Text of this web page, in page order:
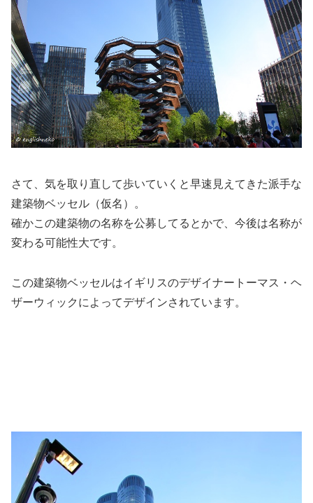
さて、気を取り直して歩いていくと早速見えてきた派手な
建築物ベッセル（仮名）。
確かこの建築物の名称を公募してるとかで、今後は名称が
変わる可能性大です。
この建築物ベッセルはイギリスのデザイナートーマス・ヘ
ザーウィックによってデザインされています。